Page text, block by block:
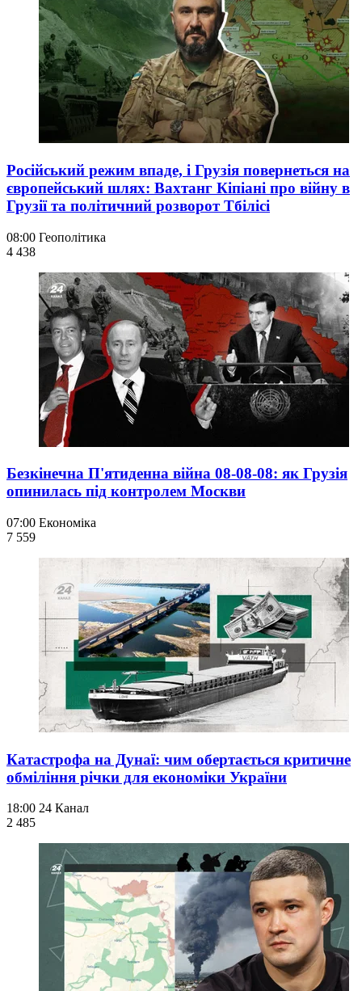
Російський режим впаде, і Грузія повернеться на
європейський шлях: Вахтанг Кіпіані про війну в
Грузії та політичний розворот Тбілісі
08:00 Геополітика
4 438
Безкінечна П'ятиденна війна 08-08-08: як Грузія
опинилась під контролем Москви
07:00 Економіка
7 559
Катастрофа на Дунаї: чим обертається критичне
обміління річки для економіки України
18:00 24 Канал
2 485